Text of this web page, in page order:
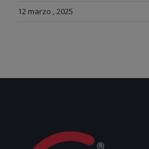
12 marzo , 2025